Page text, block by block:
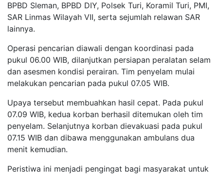
BPBD Sleman, BPBD DIY, Polsek Turi, Koramil Turi, PMI,
SAR Linmas Wilayah VII, serta sejumlah relawan SAR
lainnya.
Operasi pencarian diawali dengan koordinasi pada
pukul 06.00 WIB, dilanjutkan persiapan peralatan selam
dan asesmen kondisi perairan. Tim penyelam mulai
melakukan pencarian pada pukul 07.05 WIB.
Upaya tersebut membuahkan hasil cepat. Pada pukul
07.09 WIB, kedua korban berhasil ditemukan oleh tim
penyelam. Selanjutnya korban dievakuasi pada pukul
07.15 WIB dan dibawa menggunakan ambulans dua
menit kemudian.
Peristiwa ini menjadi pengingat bagi masyarakat untuk